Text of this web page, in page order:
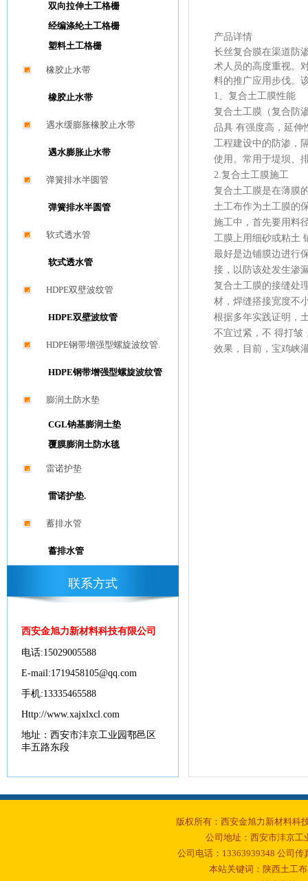
双向拉伸土工格栅
经编涤纶土工格栅
塑料土工格栅
橡胶止水带
橡胶止水带
遇水缓膨胀橡胶止水带
遇水膨胀止水带
弹簧排水半圆管
弹簧排水半圆管
软式透水管
软式透水管
HDPE双壁波纹管
HDPE双壁波纹管
HDPE钢带增强型螺旋波纹管.
HDPE钢带增强型螺旋波纹管
膨润土防水垫
CGL钠基膨润土垫
覆膜膨润土防水毯
雷诺护垫
雷诺护垫.
蓄排水管
蓄排水管
联系方式
西安金旭力新材料科技有限公司
电话:15029005588
E-mail:1719458105@qq.com
手机:13335465588
Http://www.xajxlxcl.com
地址：西安市沣京工业园 鄠邑区
丰五路东段
产品详情
长丝复合膜在渠道防
术人员的高度重视。
料的推广应用步伐。
1、复合土工膜性能
复合土工膜（复合防
品具 有强度高，延伸
工程建设中的防渗，
使用。常用于堤坝、
2.复合土工膜施工
复合土工膜是在薄膜
土工布作为土工膜的
施工中，首先要用料
工膜上用细砂或粘土
最好是边铺膜边进行
接，以防该处发生渗
复合土工膜的接缝处
材，焊缝搭接宽度不
根据多年实践证明，
不宜过紧，不 得打皱
效果，目前，宝鸡峡
版权所有：西安金旭力新材料科
公司地址：西安市沣京工
公司电话：13363939348 公司传
本站关键词：陕西土工